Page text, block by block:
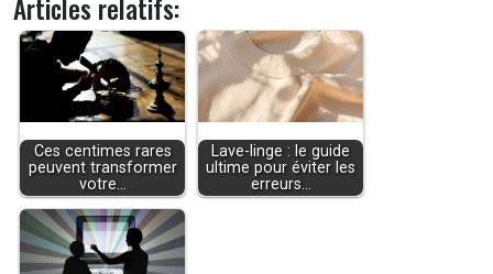
Articles relatifs:
Ces centimes rares
peuvent transformer
votre…
Lave-linge : le guide
ultime pour éviter les
erreurs…